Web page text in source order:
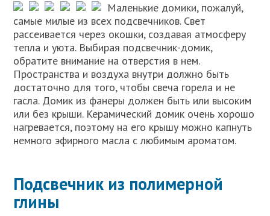
Маленькие домики, пожалуй,
самые милые из всех подсвечников. Свет
рассеивается через окошки, создавая атмосферу
тепла и уюта. Выбирая подсвечник-домик,
обратите внимание на отверстия в нем.
Пространства и воздуха внутри должно быть
достаточно для того, чтобы свеча горела и не
гасла. Домик из фанеры должен быть или высоким
или без крыши. Керамический домик очень хорошо
нагревается, поэтому на его крышу можно капнуть
немного эфирного масла с любимым ароматом.
Подсвечник из полимерной
глины